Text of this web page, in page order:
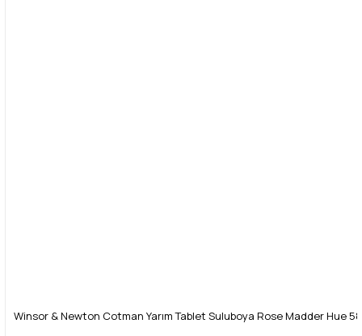
Winsor & Newton Cotman Yarım Tablet Suluboya Rose Madder Hue